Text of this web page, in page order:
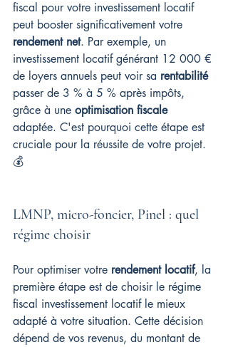
fiscal pour votre investissement locatif
peut booster significativement votre
rendement net. Par exemple, un
investissement locatif générant 12 000 €
de loyers annuels peut voir sa rentabilité
passer de 3 % à 5 % après impôts,
grâce à une optimisation fiscale
adaptée. C'est pourquoi cette étape est
cruciale pour la réussite de votre projet.
💰
LMNP, micro-foncier, Pinel : quel
régime choisir
Pour optimiser votre rendement locatif, la
première étape est de choisir le régime
fiscal investissement locatif le mieux
adapté à votre situation. Cette décision
dépend de vos revenus, du montant de